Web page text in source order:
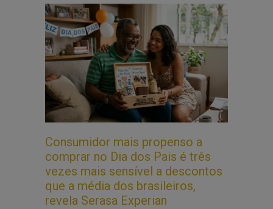
Consumidor mais propenso a
comprar no Dia dos Pais é três
vezes mais sensível a descontos
que a média dos brasileiros,
revela Serasa Experian